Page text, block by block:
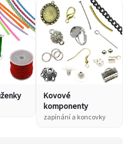
Kovové
komponenty
zapínání a koncovky